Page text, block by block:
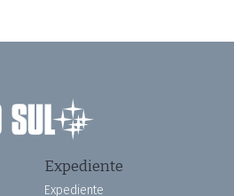
Expediente
Expediente